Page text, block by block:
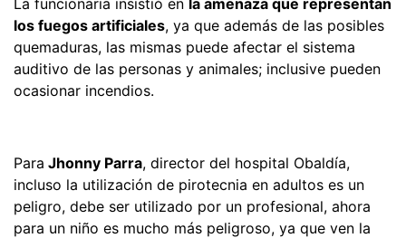
los fuegos artificiales, ya que además de las posibles
quemaduras, las mismas puede afectar el sistema
auditivo de las personas y animales; inclusive pueden
ocasionar incendios.
Para Jhonny Parra, director del hospital Obaldía,
incluso la utilización de pirotecnia en adultos es un
peligro, debe ser utilizado por un profesional, ahora
para un niño es mucho más peligroso, ya que ven la